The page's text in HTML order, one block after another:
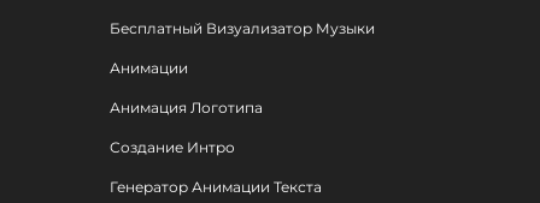
Бесплатный Визуализатор Музыки
Анимации
Анимация Логотипа
Создание Интро
Генератор Анимации Текста